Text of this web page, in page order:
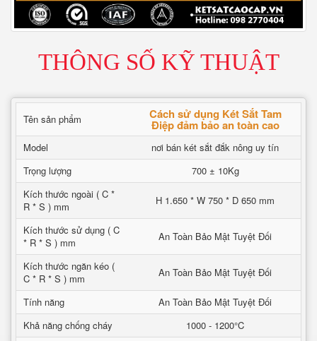
THÔNG SỐ KỸ THUẬT
Tên sản phẩm Cách sử dụng Két Sắt Tam
Điệp đảm bảo an toàn cao
Model
nơi bán két sắt đắk nông uy tín
Trọng lượng
700 ± 10Kg
Kích thước ngoài ( C *
R * S ) mm
H 1.650 * W 750 * D 650 mm
Kích thước sử dụng ( C
* R * S ) mm
An Toàn Bảo Mật Tuyệt Đối
Kích thước ngăn kéo (
C * R * S ) mm
An Toàn Bảo Mật Tuyệt Đối
Tính năng
An Toàn Bảo Mật Tuyệt Đối
Khả năng chống cháy
1000 - 1200°C